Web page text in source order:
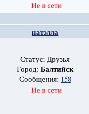
Не в сети
натэлла
Статус: Друзья
Город: Балтийск
Сообщения: 158
Не в сети